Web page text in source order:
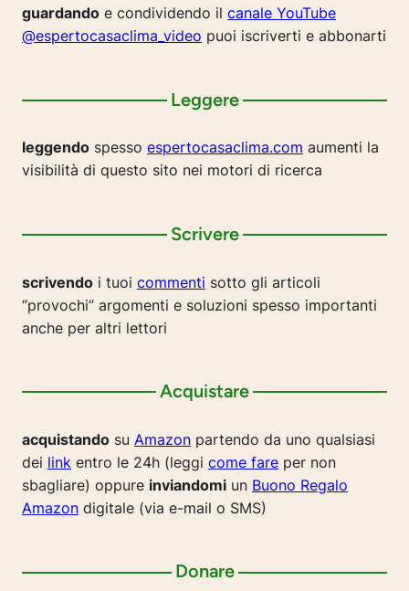
guardando e condividendo il canale YouTube
@espertocasaclima_video puoi iscriverti e abbonarti
Leggere
leggendo spesso espertocasaclima.com aumenti la
visibilità di questo sito nei motori di ricerca
Scrivere
scrivendo i tuoi commenti sotto gli articoli
“provochi” argomenti e soluzioni spesso importanti
anche per altri lettori
Acquistare
acquistando su Amazon partendo da uno qualsiasi
dei link entro le 24h (leggi come fare per non
sbagliare) oppure inviandomi un Buono Regalo
Amazon digitale (via e-mail o SMS)
Donare